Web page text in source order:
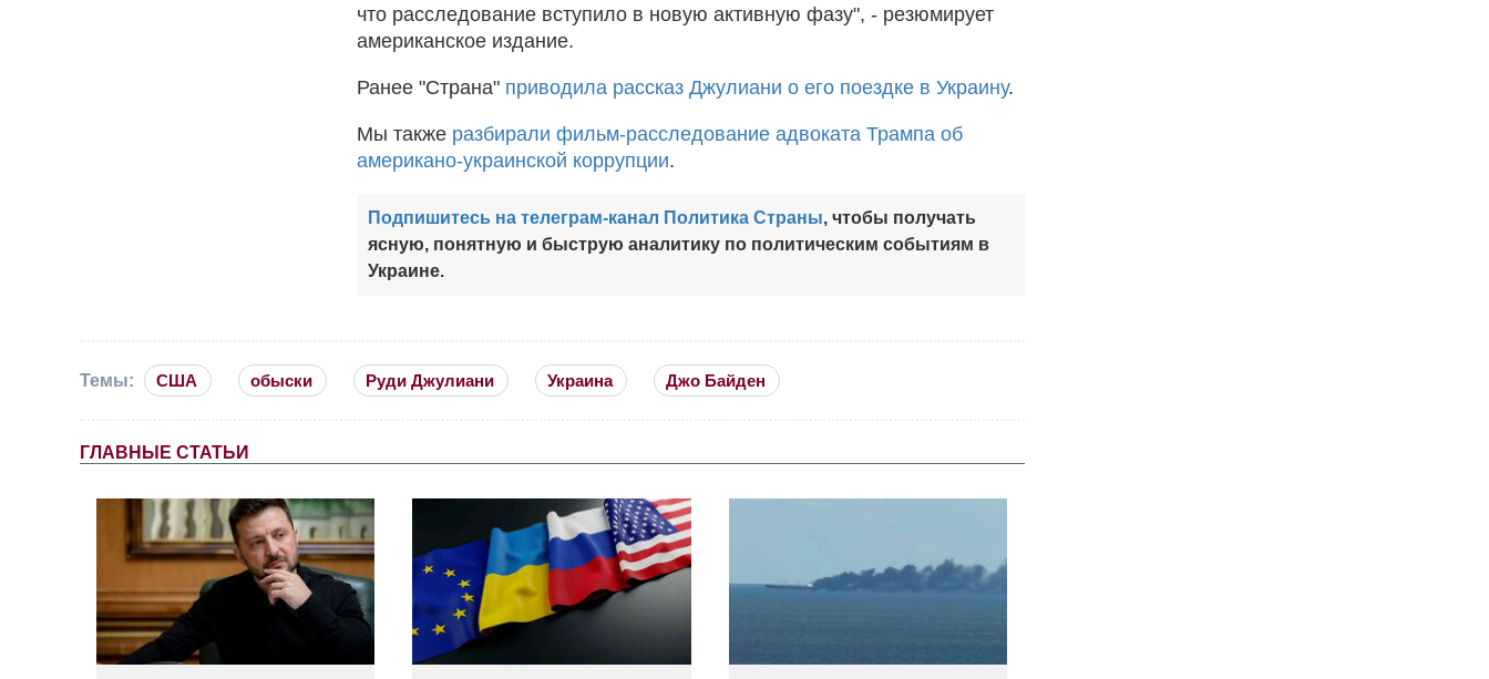
что расследование вступило в новую активную фазу", - резюмирует
американское издание.
Ранее "Страна" приводила рассказ Джулиани о его поездке в Украину.
Мы также разбирали фильм-расследование адвоката Трампа об
американо-украинской коррупции.
Подпишитесь на телеграм-канал Политика Страны, чтобы получать
ясную, понятную и быструю аналитику по политическим событиям в
Украине.
Темы: США обыски Руди Джулиани Украина Джо Байден
ГЛАВНЫЕ СТАТЬИ